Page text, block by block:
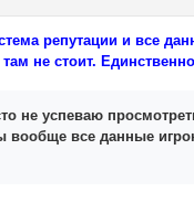
репутации и все
не стоит.
не успеваю
все данные